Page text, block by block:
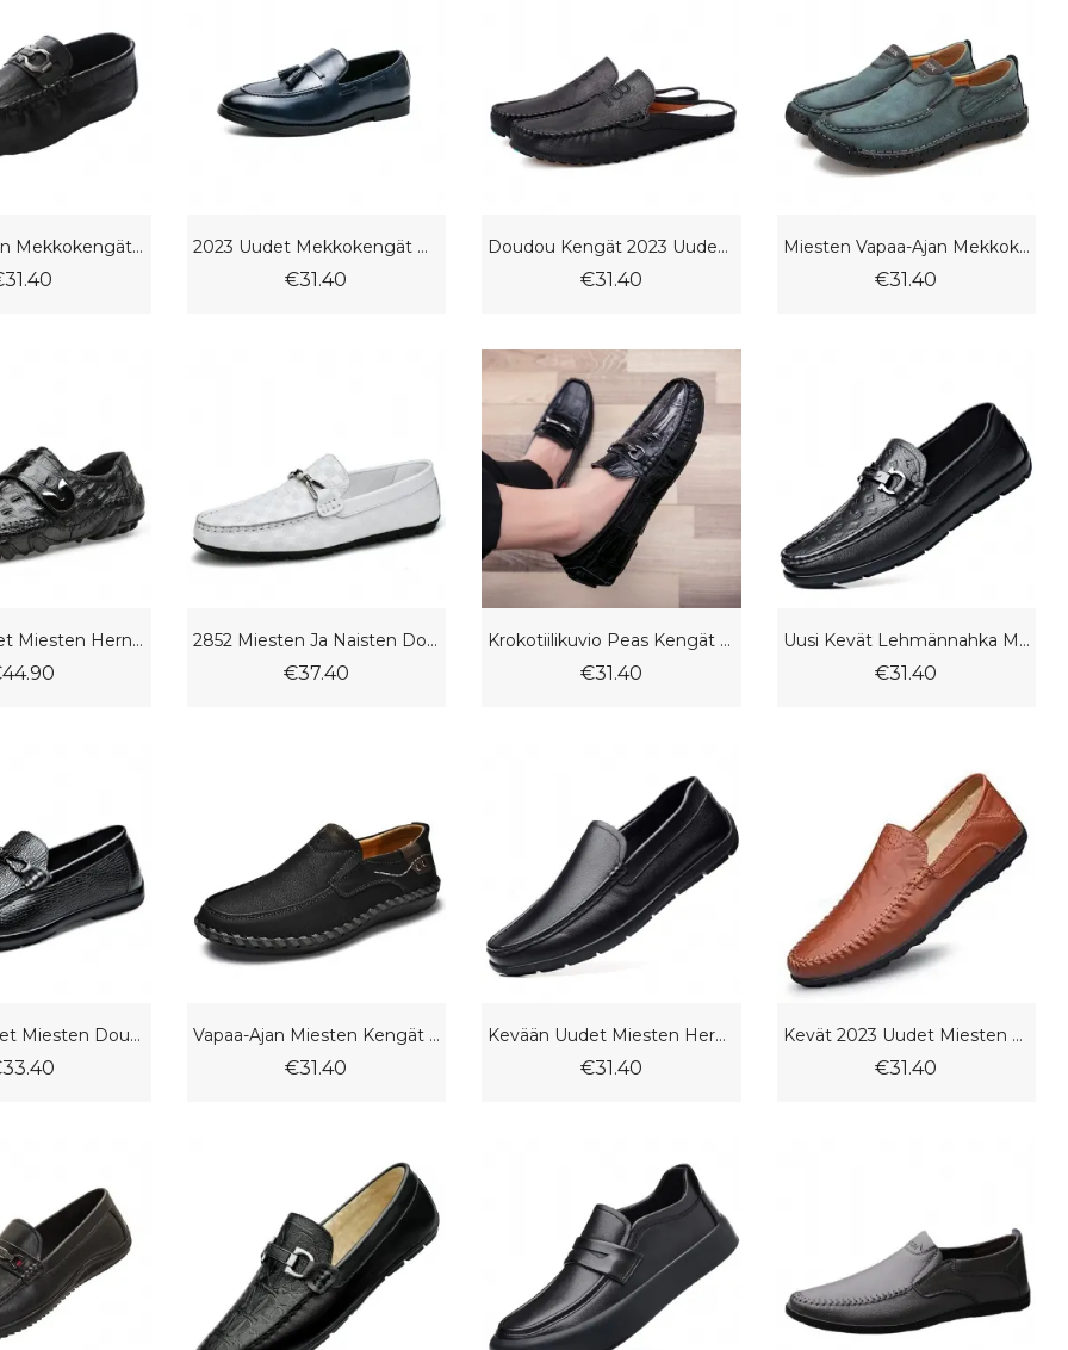
2023 Miesten Mekkokengät Kesä Hengittävä Trendi Slip-On Ajokengät Kengät Uudet Herneet 2023 Uudet Mekkokengät Miesten Vapaa-Ajan Kengät Retrotupsut Plus Size Peas -kengät
€31.40
Doudou Kengät 2023 Uudet Kesäiset Miesten Hengittävät Baotou Vapaa-Ajan Mekkokengät
€31.40
Miesten Vapaa-Ajan Mekkokengät Suuret Ajokengät Peas Kengät
€31.40
Syksyn Uudet Miesten Herneet Kengät Nahka Tarrasolki Trendikkäät Matalat Krokotiilikuvioiset Vapaa-Ajan 2852 Miesten Ja Naisten Doudou Kengät Ajokengät Matalat Yläsarjat Jalat Kohokuvioidut Ruudulliset Käsintehdyt Suuret Tasaiset Vapaa-Ajan Juhlakengät
€37.40
Krokotiilikuvio Peas Kengät Miesten Aitoa Nahkaa Kesän Vapaa-Ajan Mekkokengät Slip-On Trendi
€31.40
Uusi Kevät Lehmännahka Miesten Herneet Vapaa-Ajan Kengät Muoti Aito Nahka Pehmeät Loaferit Mekkokengät
€31.40
Kevään Uudet Miesten Doudou Kengät Pehmeäpohjainen Pehmeä Nahkainen Vapaa-Ajan Mekkokengät Nahkaslip-On Vapaa-Ajan Miesten Kengät Käsin Ommeltu Kesä Pehmeä Pohja Hengittävä Rento Suurikokoinen Ajokengät Herneet
€31.40
Kevään Uudet Miesten Herneet Kengät Aitoa Nahkaa Lehmännahkaa Vapaa-Ajan Pehmeä Pohja Pinta Valkoiset Isä Mekkokengät
€31.40
Kevät 2023 Uudet Miesten Kengät Doudou Muoti Kirkas Pinta Rento Mukava Ajopuku
€31.40